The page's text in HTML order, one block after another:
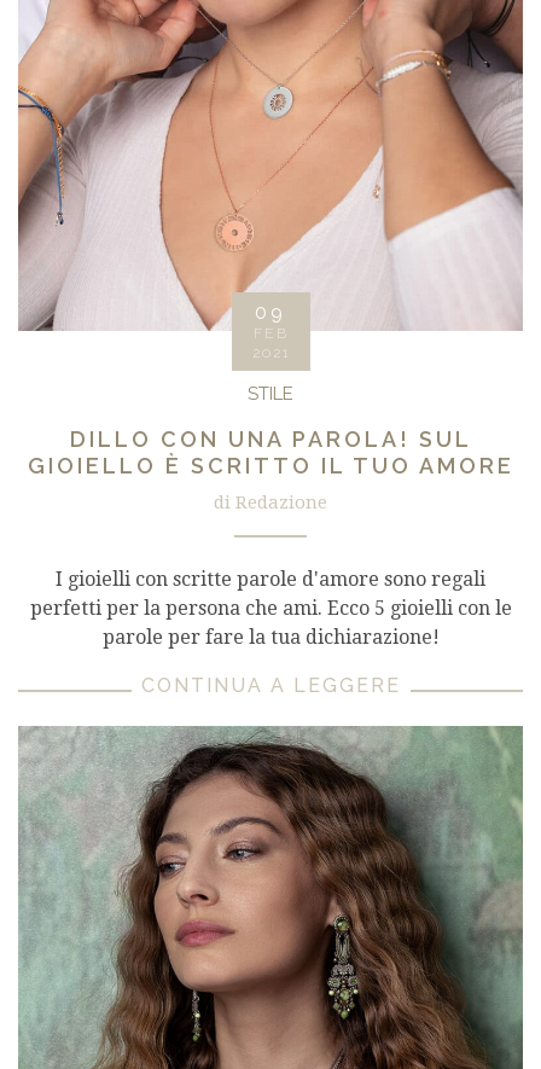
09
FEB
2021
STILE
DILLO CON UNA PAROLA! SUL
GIOIELLO È SCRITTO IL TUO AMORE
di Redazione
I gioielli con scritte parole d'amore sono regali
perfetti per la persona che ami. Ecco 5 gioielli con le
parole per fare la tua dichiarazione!
CONTINUA A LEGGERE